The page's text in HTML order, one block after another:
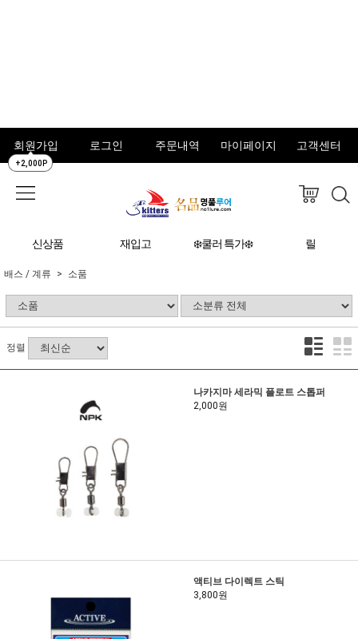
회원가입
+2,000P
로그인 주문내역 마이페이지 고객센터
신상품 재입고 ❄️쿨러 특가❄️ 릴
배스 / 계류 소품
정렬
나카지마 세라믹 플로트 스톱퍼
2,000원
액티브 다이렉트 스틱
3,800원